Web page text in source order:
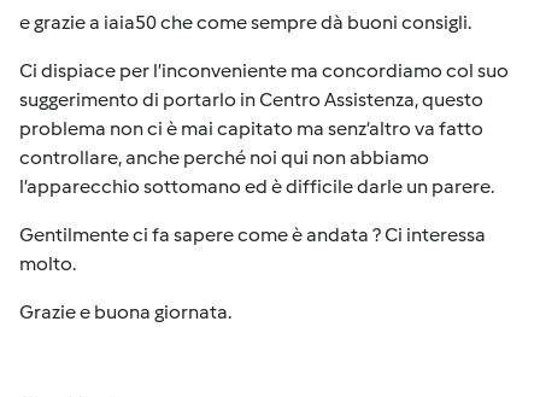
e grazie a iaia50 che come sempre dà buoni consigli.
Ci dispiace per l’inconveniente ma concordiamo col suo
suggerimento di portarlo in Centro Assistenza, questo
problema non ci è mai capitato ma senz’altro va fatto
controllare, anche perché noi qui non abbiamo
l’apparecchio sottomano ed è difficile darle un parere.
Gentilmente ci fa sapere come è andata ? Ci interessa
molto.
Grazie e buona giornata.